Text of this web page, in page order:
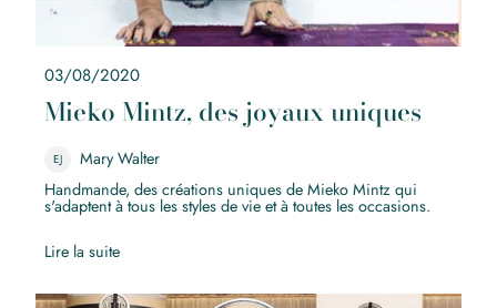
03/08/2020
Mieko Mintz, des joyaux uniques
EJ
Mary Walter
Handmande, des créations uniques de Mieko Mintz qui
s'adaptent à tous les styles de vie et à toutes les occasions.
Lire la suite